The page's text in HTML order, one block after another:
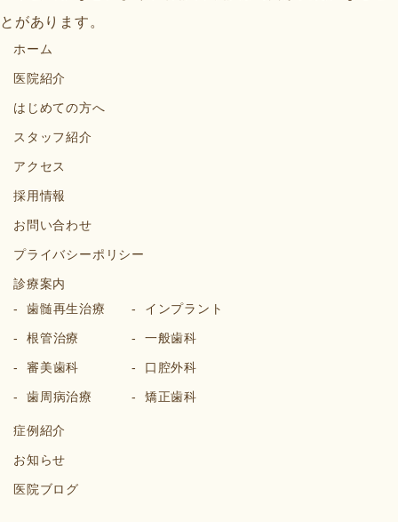
とがあります。
ホーム
医院紹介
はじめての方へ
スタッフ紹介
アクセス
採用情報
お問い合わせ
プライバシーポリシー
診療案内
歯髄再生治療
根管治療
審美歯科
歯周病治療
インプラント
一般歯科
口腔外科
矯正歯科
症例紹介
お知らせ
医院ブログ